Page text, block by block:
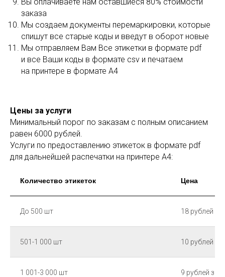
заказа
Мы создаем документы перемаркировки, которые
спишут все старые коды и введут в оборот новые
Мы отправляем Вам Все этикетки в формате pdf
и все Ваши коды в формате csv и печатаем
на принтере в формате А4
Цены за услуги
Минимальный порог по заказам с полным описанием
равен 6000 рублей.
Услуги по предоставлению этикеток в формате pdf
для дальнейшей распечатки на принтере А4:
Количество этикеток Цена
До 500 шт 18 рублей за
501-1 000 шт 10 рублей за
1 001-3 000 шт 9 рублей за